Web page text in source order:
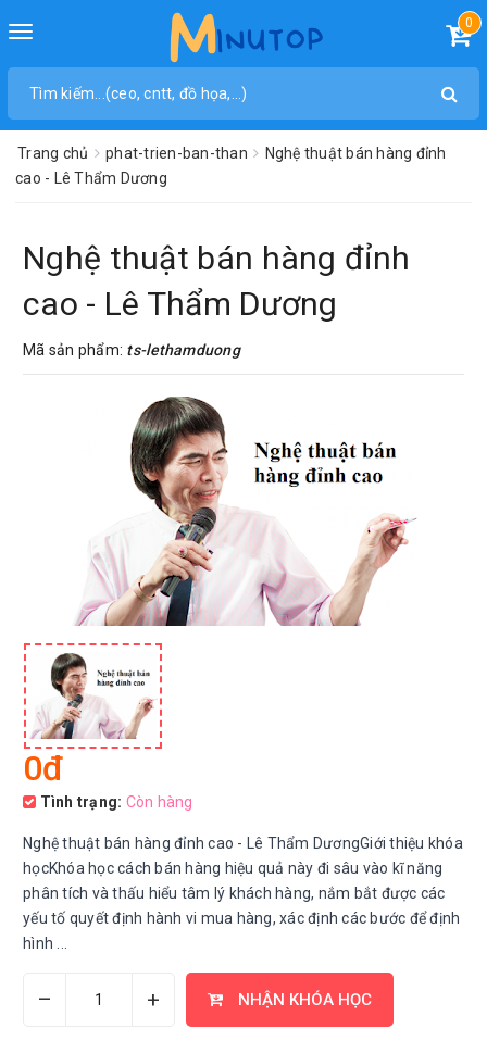
Toggle
0
Trang chủ phat-trien-ban-than
Nghệ thuật bán hàng đỉnh
cao - Lê Thẩm Dương
Nghệ thuật bán hàng đỉnh
cao - Lê Thẩm Dương
Mã sản phẩm: ts-lethamduong
0đ
Tình trạng: Còn hàng
Nghệ thuật bán hàng đỉnh cao - Lê Thẩm DươngGiới thiệu khóa
họcKhóa học cách bán hàng hiệu quả này đi sâu vào kĩ năng
phân tích và thấu hiểu tâm lý khách hàng, nắm bắt được các
yếu tố quyết định hành vi mua hàng, xác định các bước để định
hình ...
– + NHẬN KHÓA HỌC